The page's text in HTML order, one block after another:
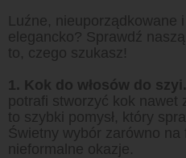
Luźne, nieuporządkowane
elegancko? Sprawdź
to, czego szukasz!
1. Kok do włosów do szyi.
potrafi stworzyć kok nawet
to szybki pomysł, który
Świetny wybór zarówno na
nieformalne okazje.